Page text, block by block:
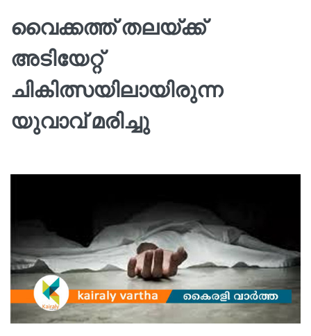
വൈക്കത്ത് തലയ്ക്ക്
അടിയേറ്റ്
ചികിത്സയിലായിരുന്ന
യുവാവ് മരിച്ചു